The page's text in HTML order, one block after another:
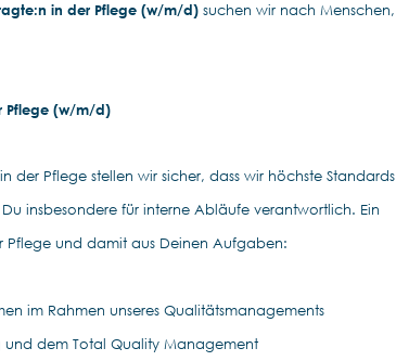
in der Pflege (w/m/d) suchen wir nach Menschen,
Pflege (w/m/d)
der Pflege stellen wir sicher, dass wir höchste Standards
Du insbesondere für interne Abläufe verantwortlich. Ein
Pflege und damit aus Deinen Aufgaben:
im Rahmen unseres Qualitätsmanagements
und dem Total Quality Management